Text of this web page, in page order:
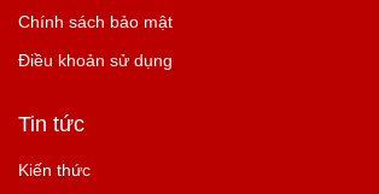
Chính sách bảo mật
Điều khoản sử dụng
Tin tức
Kiến thức